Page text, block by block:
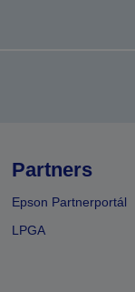
Partners
Epson Partnerportál
LPGA